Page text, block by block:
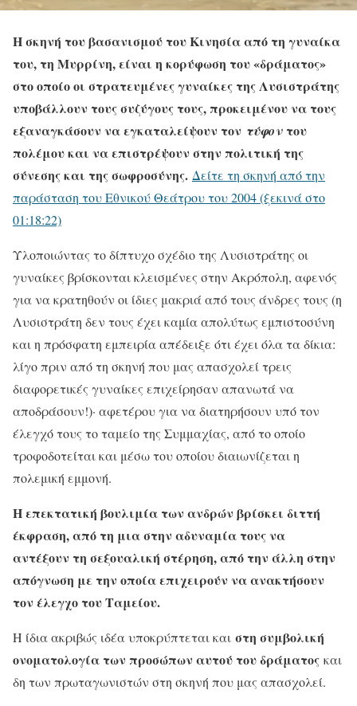
Η σκηνή του βασανισμού του Κινησία από τη γυναίκα
του, τη Μυρρίνη, είναι η κορύφωση του «δράματος»
στο οποίο οι στρατευμένες γυναίκες της Λυσιστράτης
υποβάλλουν τους συζύγους τους, προκειμένου να τους
εξαναγκάσουν να εγκαταλείψουν τον τύφοντου
πολέμου και να επιστρέψουν στην πολιτική της
σύνεσης και της σωφροσύνης. Δείτε τη σκηνή από την
παράσταση του Εθνικού Θεάτρου του 2004 (ξεκινά στο
01:18:22)
Υλοποιώντας το δίπτυχο σχέδιο της Λυσιστράτης οι
γυναίκες βρίσκονται κλεισμένες στην Ακρόπολη, αφενός
για να κρατηθούν οι ίδιες μακριά από τους άνδρες τους (η
Λυσιστράτη δεν τους έχει καμία απολύτως εμπιστοσύνη
και η πρόσφατη εμπειρία απέδειξε ότι έχει όλα τα δίκια:
λίγο πριν από τη σκηνή που μας απασχολεί τρεις
διαφορετικές γυναίκες επιχείρησαν απανωτά να
αποδράσουν!)· αφετέρου για να διατηρήσουν υπό τον
έλεγχό τους το ταμείο της Συμμαχίας, από το οποίο
τροφοδοτείται και μέσω του οποίου διαιωνίζεται η
πολεμική εμμονή.
Η επεκτατική βουλιμία των ανδρών βρίσκει διττή
έκφραση, από τη μια στην αδυναμία τους να
αντέξουν τη σεξουαλική στέρηση, από την άλλη στην
απόγνωση με την οποία επιχειρούν να ανακτήσουν
τον έλεγχο του Ταμείου.
Η ίδια ακριβώς ιδέα υποκρύπτεται και στη συμβολική
ονοματολογία των προσώπων αυτού του δράματος και
δη των πρωταγωνιστών στη σκηνή που μας απασχολεί.